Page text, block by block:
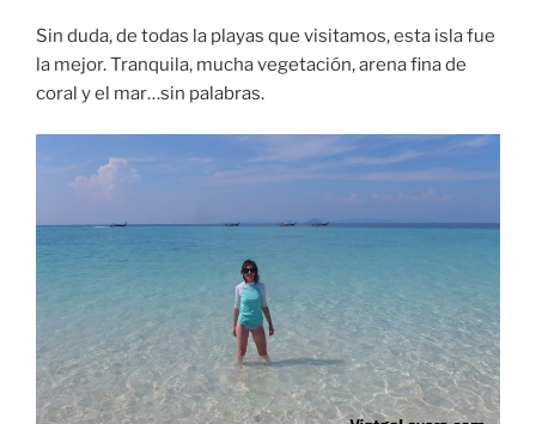
Sin duda, de todas la playas que visitamos, esta isla fue
la mejor. Tranquila, mucha vegetación, arena fina de
coral y el mar…sin palabras.